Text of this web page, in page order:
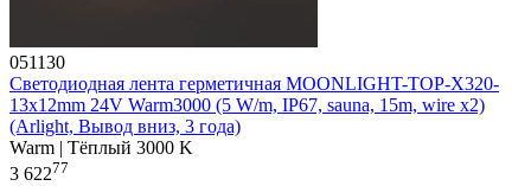
051130
Светодиодная лента герметичная MOONLIGHT-TOP-X320-
13x12mm 24V Warm3000 (5 W/m, IP67, sauna, 15m, wire x2)
(Arlight, Вывод вниз, 3 года)
Warm | Тёплый 3000 K
3 62277